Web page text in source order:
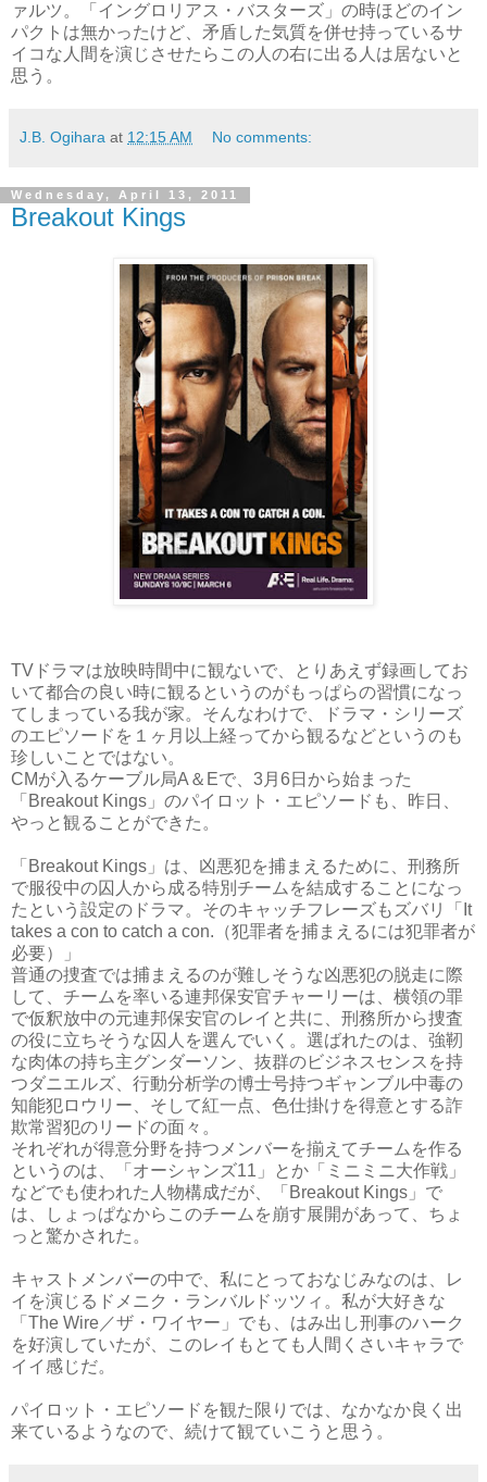
ァルツ。「イングロリアス・バスターズ」の時ほどのイン
パクトは無かったけど、矛盾した気質を併せ持っているサ
イコな人間を演じさせたらこの人の右に出る人は居ないと
思う。
J.B. Ogihara at 12:15 AM No comments:
Wednesday, April 13, 2011
Breakout Kings
TVドラマは放映時間中に観ないで、とりあえず録画してお
いて都合の良い時に観るというのがもっぱらの習慣になっ
てしまっている我が家。そんなわけで、ドラマ・シリーズ
のエピソードを１ヶ月以上経ってから観るなどというのも
珍しいことではない。
CMが入るケーブル局A＆Eで、3月6日から始まった
「Breakout Kings」のパイロット・エピソードも、昨日、
やっと観ることができた。
「Breakout Kings」は、凶悪犯を捕まえるために、刑務所
で服役中の囚人から成る特別チームを結成することになっ
たという設定のドラマ。そのキャッチフレーズもズバリ「It
takes a con to catch a con.（犯罪者を捕まえるには犯罪者が
必要）」
普通の捜査では捕まえるのが難しそうな凶悪犯の脱走に際
して、チームを率いる連邦保安官チャーリーは、横領の罪
で仮釈放中の元連邦保安官のレイと共に、刑務所から捜査
の役に立ちそうな囚人を選んでいく。選ばれたのは、強靭
な肉体の持ち主グンダーソン、抜群のビジネスセンスを持
つダニエルズ、行動分析学の博士号持つギャンブル中毒の
知能犯ロウリー、そして紅一点、色仕掛けを得意とする詐
欺常習犯のリードの面々。
それぞれが得意分野を持つメンバーを揃えてチームを作る
というのは、「オーシャンズ11」とか「ミニミニ大作戦」
などでも使われた人物構成だが、「Breakout Kings」で
は、しょっぱなからこのチームを崩す展開があって、ちょ
っと驚かされた。
キャストメンバーの中で、私にとっておなじみなのは、レ
イを演じるドメニク・ランバルドッツィ。私が大好きな
「The Wire／ザ・ワイヤー」でも、はみ出し刑事のハーク
を好演していたが、このレイもとても人間くさいキャラで
イイ感じだ。
パイロット・エピソードを観た限りでは、なかなか良く出
来ているようなので、続けて観ていこうと思う。